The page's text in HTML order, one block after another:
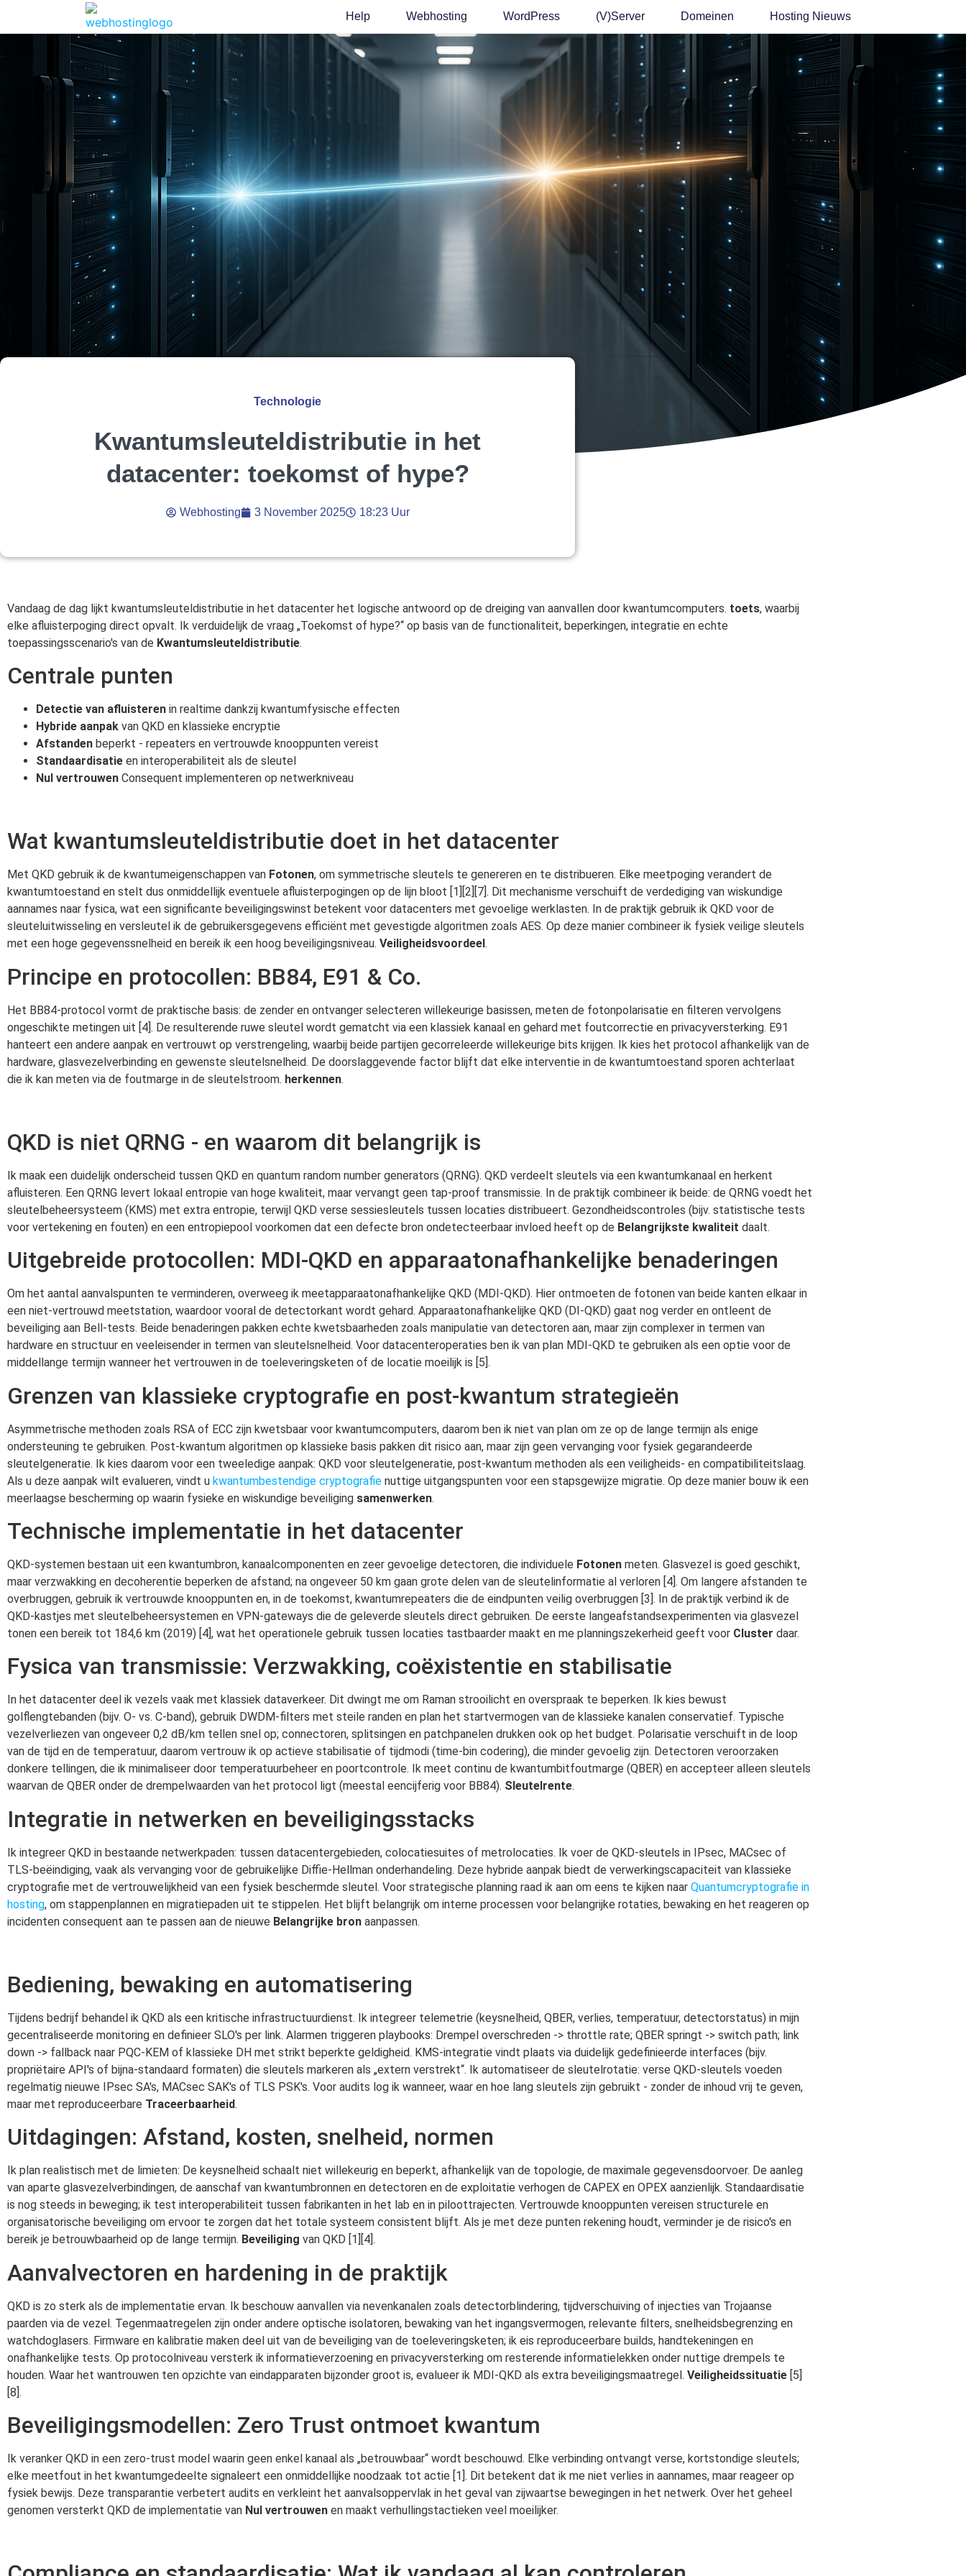
Help Webhosting WordPress (v)Server Domeinen Hosting Nieuws
Technologie
Kwantumsleuteldistributie in het
datacenter: toekomst of hype?
Webhosting 3 November 2025 18:23 Uur
Vandaag de dag lijkt kwantumsleuteldistributie in het datacenter het logische antwoord op de dreiging van aanvallen door kwantumcomputers. toets, waarbij
elke afluisterpoging direct opvalt. Ik verduidelijk de vraag „Toekomst of hype?“ op basis van de functionaliteit, beperkingen, integratie en echte
toepassingsscenario's van de Kwantumsleuteldistributie.
Centrale punten
Detectie van afluisteren in realtime dankzij kwantumfysische effecten
Hybride aanpak van QKD en klassieke encryptie
Afstanden beperkt - repeaters en vertrouwde knooppunten vereist
Standaardisatie en interoperabiliteit als de sleutel
Nul vertrouwen Consequent implementeren op netwerkniveau
Wat kwantumsleuteldistributie doet in het datacenter
Met QKD gebruik ik de kwantumeigenschappen van Fotonen, om symmetrische sleutels te genereren en te distribueren. Elke meetpoging verandert de
kwantumtoestand en stelt dus onmiddellijk eventuele afluisterpogingen op de lijn bloot [1][2][7]. Dit mechanisme verschuift de verdediging van wiskundige
aannames naar fysica, wat een significante beveiligingswinst betekent voor datacenters met gevoelige werklasten. In de praktijk gebruik ik QKD voor de
sleuteluitwisseling en versleutel ik de gebruikersgegevens efficiënt met gevestigde algoritmen zoals AES. Op deze manier combineer ik fysiek veilige sleutels
met een hoge gegevenssnelheid en bereik ik een hoog beveiligingsniveau. Veiligheidsvoordeel .
Principe en protocollen: BB84, E91 & Co.
Het BB84-protocol vormt de praktische basis: de zender en ontvanger selecteren willekeurige basissen, meten de fotonpolarisatie en filteren vervolgens
ongeschikte metingen uit [4]. De resulterende ruwe sleutel wordt gematcht via een klassiek kanaal en gehard met foutcorrectie en privacyversterking. E91
hanteert een andere aanpak en vertrouwt op verstrengeling, waarbij beide partijen gecorreleerde willekeurige bits krijgen. Ik kies het protocol afhankelijk van de
hardware, glasvezelverbinding en gewenste sleutelsnelheid. De doorslaggevende factor blijft dat elke interventie in de kwantumtoestand sporen achterlaat
die ik kan meten via de foutmarge in de sleutelstroom. herkennen.
QKD is niet QRNG - en waarom dit belangrijk is
Ik maak een duidelijk onderscheid tussen QKD en quantum random number generators (QRNG). QKD verdeelt sleutels via een kwantumkanaal en herkent
afluisteren. Een QRNG levert lokaal entropie van hoge kwaliteit, maar vervangt geen tap-proof transmissie. In de praktijk combineer ik beide: de QRNG voedt het
sleutelbeheersysteem (KMS) met extra entropie, terwijl QKD verse sessiesleutels tussen locaties distribueert. Gezondheidscontroles (bijv. statistische tests
voor vertekening en fouten) en een entropiepool voorkomen dat een defecte bron ondetecteerbaar invloed heeft op de Belangrijkste kwaliteit daalt.
Uitgebreide protocollen: MDI-QKD en apparaatonafhankelijke benaderingen
Om het aantal aanvalspunten te verminderen, overweeg ik meetapparaatonafhankelijke QKD (MDI-QKD). Hier ontmoeten de fotonen van beide kanten elkaar in
een niet-vertrouwd meetstation, waardoor vooral de detectorkant wordt gehard. Apparaatonafhankelijke QKD (DI-QKD) gaat nog verder en ontleent de
beveiliging aan Bell-tests. Beide benaderingen pakken echte kwetsbaarheden zoals manipulatie van detectoren aan, maar zijn complexer in termen van
hardware en structuur en veeleisender in termen van sleutelsnelheid. Voor datacenteroperaties ben ik van plan MDI-QKD te gebruiken als een optie voor de
middellange termijn wanneer het vertrouwen in de toeleveringsketen of de locatie moeilijk is [5].
Grenzen van klassieke cryptografie en post-kwantum strategieën
Asymmetrische methoden zoals RSA of ECC zijn kwetsbaar voor kwantumcomputers, daarom ben ik niet van plan om ze op de lange termijn als enige
ondersteuning te gebruiken. Post-kwantum algoritmen op klassieke basis pakken dit risico aan, maar zijn geen vervanging voor fysiek gegarandeerde
sleutelgeneratie. Ik kies daarom voor een tweeledige aanpak: QKD voor sleutelgeneratie, post-kwantum methoden als een veiligheids- en compatibiliteitslaag.
Als u deze aanpak wilt evalueren, vindt u kwantumbestendige cryptografie nuttige uitgangspunten voor een stapsgewijze migratie. Op deze manier bouw ik een
meerlaagse bescherming op waarin fysieke en wiskundige beveiliging samenwerken.
Technische implementatie in het datacenter
QKD-systemen bestaan uit een kwantumbron, kanaalcomponenten en zeer gevoelige detectoren, die individuele Fotonen meten. Glasvezel is goed geschikt,
maar verzwakking en decoherentie beperken de afstand; na ongeveer 50 km gaan grote delen van de sleutelinformatie al verloren [4]. Om langere afstanden te
overbruggen, gebruik ik vertrouwde knooppunten en, in de toekomst, kwantumrepeaters die de eindpunten veilig overbruggen [3]. In de praktijk verbind ik de
QKD-kastjes met sleutelbeheersystemen en VPN-gateways die de geleverde sleutels direct gebruiken. De eerste langeafstandsexperimenten via glasvezel
tonen een bereik tot 184,6 km (2019) [4], wat het operationele gebruik tussen locaties tastbaarder maakt en me planningszekerheid geeft voor Cluster daar.
Fysica van transmissie: Verzwakking, coëxistentie en stabilisatie
In het datacenter deel ik vezels vaak met klassiek dataverkeer. Dit dwingt me om Raman strooilicht en overspraak te beperken. Ik kies bewust
golflengtebanden (bijv. O- vs. C-band), gebruik DWDM-filters met steile randen en plan het startvermogen van de klassieke kanalen conservatief. Typische
vezelverliezen van ongeveer 0,2 dB/km tellen snel op; connectoren, splitsingen en patchpanelen drukken ook op het budget. Polarisatie verschuift in de loop
van de tijd en de temperatuur, daarom vertrouw ik op actieve stabilisatie of tijdmodi (time-bin codering), die minder gevoelig zijn. Detectoren veroorzaken
donkere tellingen, die ik minimaliseer door temperatuurbeheer en poortcontrole. Ik meet continu de kwantumbitfoutmarge (QBER) en accepteer alleen sleutels
waarvan de QBER onder de drempelwaarden van het protocol ligt (meestal eencijferig voor BB84). Sleutelrente.
Integratie in netwerken en beveiligingsstacks
Ik integreer QKD in bestaande netwerkpaden: tussen datacentergebieden, colocatiesuites of metrolocaties. Ik voer de QKD-sleutels in IPsec, MACsec of
TLS-beëindiging, vaak als vervanging voor de gebruikelijke Diffie-Hellman onderhandeling. Deze hybride aanpak biedt de verwerkingscapaciteit van klassieke
cryptografie met de vertrouwelijkheid van een fysiek beschermde sleutel. Voor strategische planning raad ik aan om eens te kijken naar Quantumcryptografie in
hosting, om stappenplannen en migratiepaden uit te stippelen. Het blijft belangrijk om interne processen voor belangrijke rotaties, bewaking en het reageren op
incidenten consequent aan te passen aan de nieuwe Belangrijke bron aanpassen.
Bediening, bewaking en automatisering
Tijdens bedrijf behandel ik QKD als een kritische infrastructuurdienst. Ik integreer telemetrie (keysnelheid, QBER, verlies, temperatuur, detectorstatus) in mijn
gecentraliseerde monitoring en definieer SLO's per link. Alarmen triggeren playbooks: Drempel overschreden -> throttle rate; QBER springt -> switch path; link
down -> fallback naar PQC-KEM of klassieke DH met strikt beperkte geldigheid. KMS-integratie vindt plaats via duidelijk gedefinieerde interfaces (bijv.
propriëtaire API's of bijna-standaard formaten) die sleutels markeren als „extern verstrekt“. Ik automatiseer de sleutelrotatie: verse QKD-sleutels voeden
regelmatig nieuwe IPsec SA's, MACsec SAK's of TLS PSK's. Voor audits log ik wanneer, waar en hoe lang sleutels zijn gebruikt - zonder de inhoud vrij te geven,
maar met reproduceerbare Traceerbaarheid.
Uitdagingen: Afstand, kosten, snelheid, normen
Ik plan realistisch met de limieten: De keysnelheid schaalt niet willekeurig en beperkt, afhankelijk van de topologie, de maximale gegevensdoorvoer. De aanleg
van aparte glasvezelverbindingen, de aanschaf van kwantumbronnen en detectoren en de exploitatie verhogen de CAPEX en OPEX aanzienlijk. Standaardisatie
is nog steeds in beweging; ik test interoperabiliteit tussen fabrikanten in het lab en in piloottrajecten. Vertrouwde knooppunten vereisen structurele en
organisatorische beveiliging om ervoor te zorgen dat het totale systeem consistent blijft. Als je met deze punten rekening houdt, verminder je de risico's en
bereik je betrouwbaarheid op de lange termijn. Beveiliging van QKD [1][4].
Aanvalvectoren en hardening in de praktijk
QKD is zo sterk als de implementatie ervan. Ik beschouw aanvallen via nevenkanalen zoals detectorblindering, tijdverschuiving of injecties van Trojaanse
paarden via de vezel. Tegenmaatregelen zijn onder andere optische isolatoren, bewaking van het ingangsvermogen, relevante filters, snelheidsbegrenzing en
watchdoglasers. Firmware en kalibratie maken deel uit van de beveiliging van de toeleveringsketen; ik eis reproduceerbare builds, handtekeningen en
onafhankelijke tests. Op protocolniveau versterk ik informatieverzoening en privacyversterking om resterende informatielekken onder nuttige drempels te
houden. Waar het wantrouwen ten opzichte van eindapparaten bijzonder groot is, evalueer ik MDI-QKD als extra beveiligingsmaatregel. Veiligheidssituatie [5]
[8].
Beveiligingsmodellen: Zero Trust ontmoet kwantum
Ik veranker QKD in een zero-trust model waarin geen enkel kanaal als „betrouwbaar“ wordt beschouwd. Elke verbinding ontvangt verse, kortstondige sleutels;
elke meetfout in het kwantumgedeelte signaleert een onmiddellijke noodzaak tot actie [1]. Dit betekent dat ik me niet verlies in aannames, maar reageer op
fysiek bewijs. Deze transparantie verbetert audits en verkleint het aanvalsoppervlak in het geval van zijwaartse bewegingen in het netwerk. Over het geheel
genomen versterkt QKD de implementatie van Nul vertrouwen en maakt verhullingstactieken veel moeilijker.